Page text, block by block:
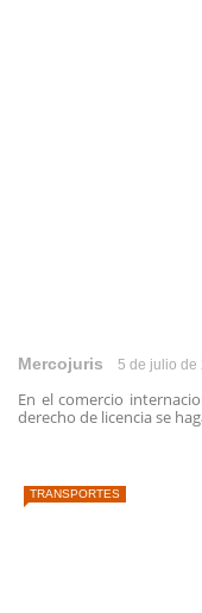
Mercojuris 5 de julio de
En el comercio
derecho de licencia se
TRANSPORTES